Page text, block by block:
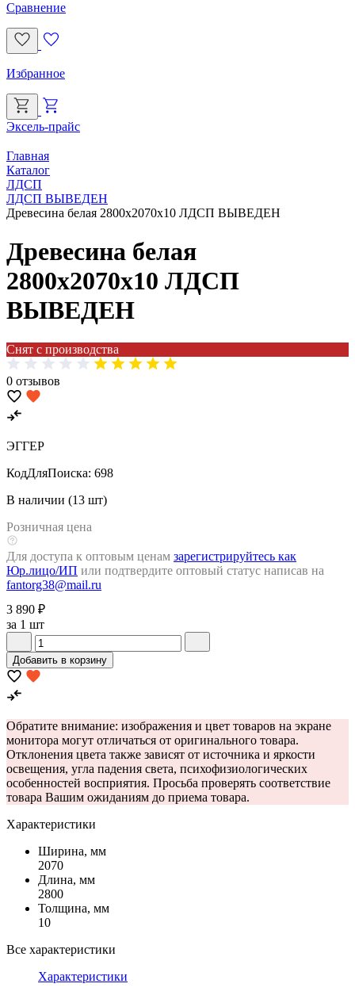
Сравнение
Избранное
Эксель-прайс
Главная
Каталог
ЛДСП
ЛДСП ВЫВЕДЕН
Древесина белая 2800х2070х10 ЛДСП ВЫВЕДЕН
Древесина белая
2800х2070х10 ЛДСП
ВЫВЕДЕН
Снят с производства
0 отзывов
ЭГГЕР
КодДляПоиска: 698
В наличии (13 шт)
Розничная цена
Для доступа к оптовым ценам зарегистрируйтесь как
Юр.лицо/ИП или подтвердите оптовый статус написав на
fantorg38@mail.ru
3 890 ₽
за 1 шт
Добавить в корзину
Обратите внимание: изображения и цвет товаров на экране
монитора могут отличаться от оригинального товара.
Отклонения цвета также зависят от источника и яркости
освещения, угла падения света, психофизиологических
особенностей восприятия. Просьба проверять соответствие
товара Вашим ожиданиям до приема товара.
Характеристики
Ширина, мм
2070
Длина, мм
2800
Толщина, мм
10
Все характеристики
Характеристики